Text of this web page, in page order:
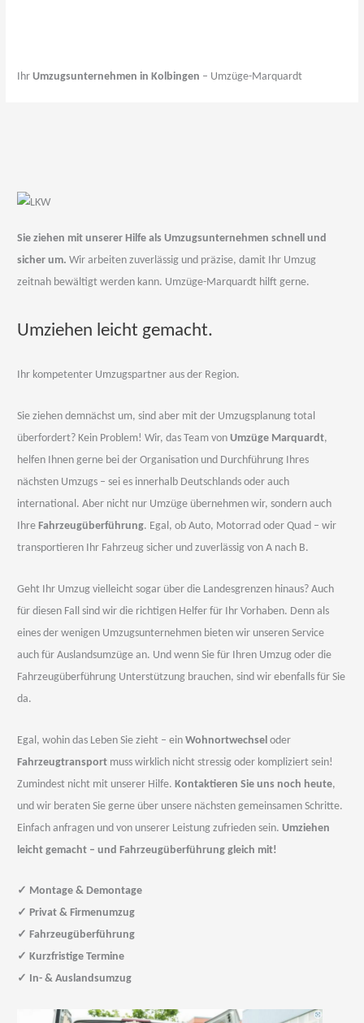
IhrUmzugsunternehmen in Kolbingen – Umzüge-Marquardt
Sie ziehen mit unserer Hilfe als Umzugsunternehmen schnell und
sicher um. Wir arbeiten zuverlässig und präzise, damit Ihr Umzug
zeitnah bewältigt werden kann. Umzüge-Marquardt hilft gerne.
Umziehen leicht gemacht.
Ihr kompetenter Umzugspartner aus der Region.
Sie ziehen demnächst um, sind aber mit der Umzugsplanung total
überfordert? Kein Problem! Wir, das Team vonUmzüge Marquardt,
helfen Ihnen gerne bei der Organisation und Durchführung Ihres
nächsten Umzugs – sei es innerhalb Deutschlands oder auch
international. Aber nicht nur Umzüge übernehmen wir, sondern auch
Ihre Fahrzeugüberführung. Egal, ob Auto, Motorrad oder Quad – wir
transportieren Ihr Fahrzeug sicher und zuverlässig von A nach B.
Geht Ihr Umzug vielleicht sogar über die Landesgrenzen hinaus? Auch
für diesen Fall sind wir die richtigen Helfer für Ihr Vorhaben. Denn als
eines der wenigen Umzugsunternehmen bieten wir unseren Service
auch für Auslandsumzüge an. Und wenn Sie für Ihren Umzug oder die
Fahrzeugüberführung Unterstützung brauchen, sind wir ebenfalls für Sie
da.
Egal, wohin das Leben Sie zieht – einWohnortwechsel oder
Fahrzeugtransport muss wirklich nicht stressig oder kompliziert sein!
Zumindest nicht mit unserer Hilfe. Kontaktieren Sie uns noch heute,
und wir beraten Sie gerne über unsere nächsten gemeinsamen Schritte.
Einfach anfragen und von unserer Leistung zufrieden sein.Umziehen
leicht gemacht – und Fahrzeugüberführung gleich mit!
✓ Montage & Demontage
✓ Privat & Firmenumzug
✓ Fahrzeugüberführung
✓ Kurzfristige Termine
✓ In- & Auslandsumzug